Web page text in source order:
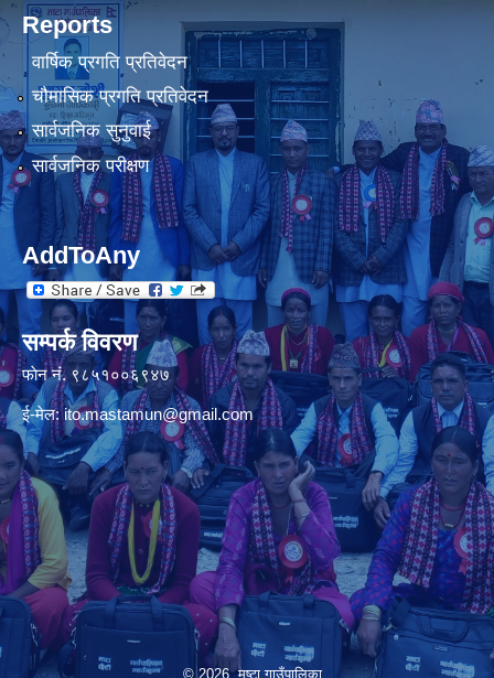
Reports
वार्षिक प्रगति प्रतिवेदन
चौमासिक प्रगति प्रतिवेदन
सार्वजनिक सुनुवाई
सार्वजनिक परीक्षण
AddToAny
सम्पर्क विवरण
फाेन नंं. ९८५१००६९४७
ई-मेल:ito.mastamun@gmail.com
© 2026 मष्टा गाउँपालिका